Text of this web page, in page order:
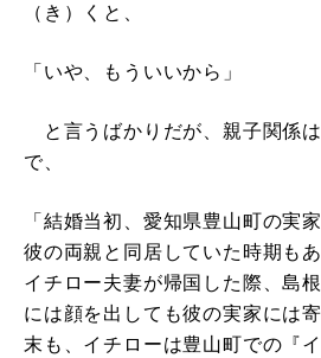
（き）くと、
「いや、もういいから」
と言うばかりだが、親子関係
で、
「結婚当初、愛知県豊山町の実
彼の両親と同居していた時期も
イチロー夫妻が帰国した際、島
には顔を出しても彼の実家には
末も、イチローは豊山町での『